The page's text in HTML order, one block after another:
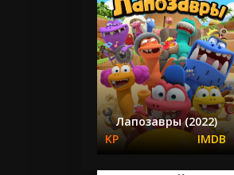
Лапозавры (2022)